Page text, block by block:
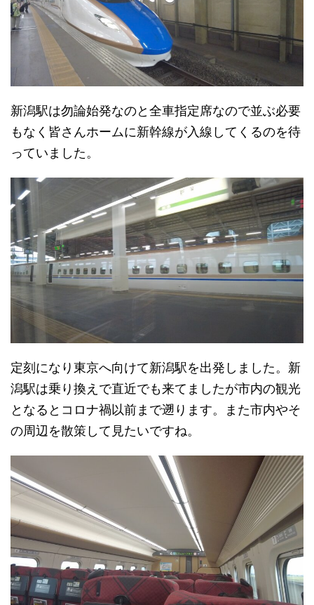
新潟駅は勿論始発なのと全車指定席なので並ぶ必要
もなく皆さんホームに新幹線が入線してくるのを待
っていました。
定刻になり東京へ向けて新潟駅を出発しました。新
潟駅は乗り換えで直近でも来てましたが市内の観光
となるとコロナ禍以前まで遡ります。また市内やそ
の周辺を散策して見たいですね。